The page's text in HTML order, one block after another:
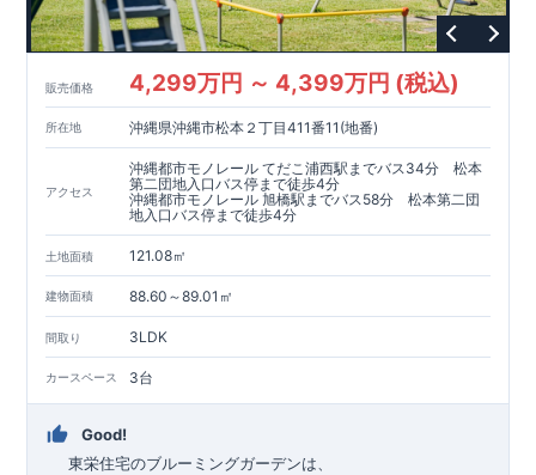
販売価格 4,299万円 ～ 4,399万円 (税込)
所在地 沖縄県沖縄市松本２丁目411番11(地番)
アクセス
沖縄都市モノレール てだこ浦西駅までバス34分 松本
第二団地入口バス停まで徒歩4分
沖縄都市モノレール 旭橋駅までバス58分 松本第二団
地入口バス停まで徒歩4分
土地面積 121.08㎡
建物面積 88.60～89.01㎡
間取り 3LDK
カースペース 3台
Good!
東栄住宅のブルーミングガーデンは、